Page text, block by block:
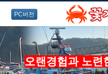
PC버전
오랜경험과 노련